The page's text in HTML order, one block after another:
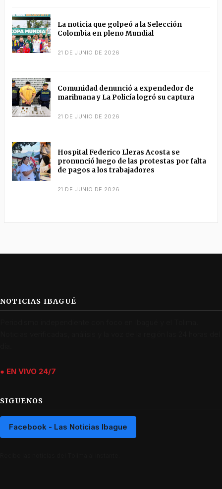
La noticia que golpeó a la Selección
Colombia en pleno Mundial
21 DE JUNIO DE 2026
Comunidad denunció a expendedor de
marihuana y La Policía logró su captura
21 DE JUNIO DE 2026
Hospital Federico Lleras Acosta se
pronunció luego de las protestas por falta
de pagos a los trabajadores
21 DE JUNIO DE 2026
NOTICIAS IBAGUÉ
● EN VIVO 24/7
SIGUENOS
Facebook - Las Noticias Ibague